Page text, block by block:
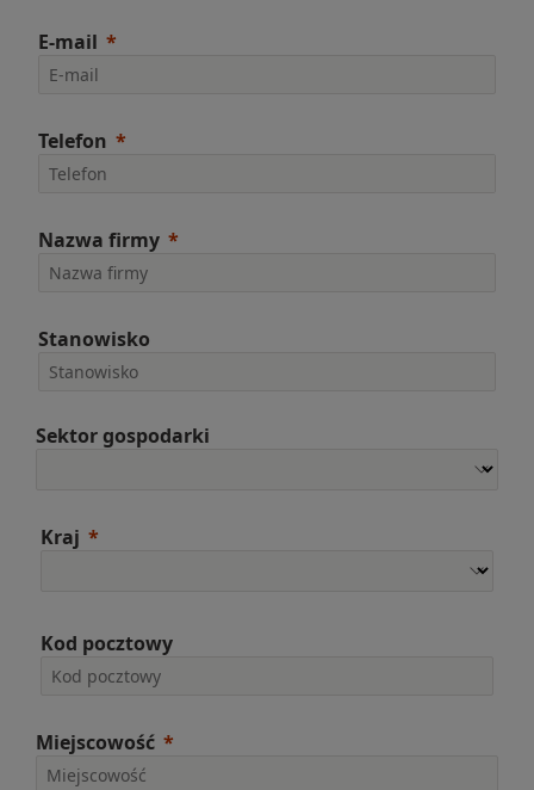
E-mail
Telefon
Nazwa firmy
Stanowisko
Sektor gospodarki
Kraj
Kod pocztowy
Miejscowość